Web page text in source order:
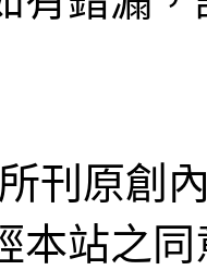
所刊原創
本站之